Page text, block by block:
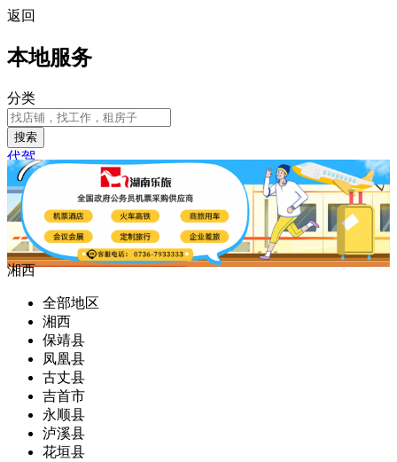
返回
本地服务
分类
搜索
代驾
湘西
全部地区
湘西
保靖县
凤凰县
古丈县
吉首市
永顺县
泸溪县
花垣县